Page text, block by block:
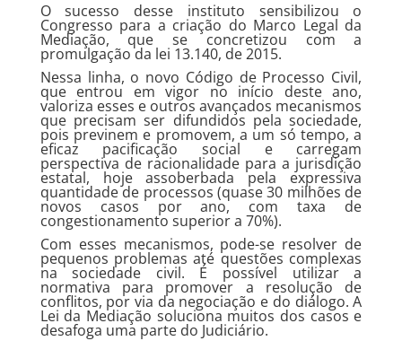
O sucesso desse instituto sensibilizou o
Congresso para a criação do Marco Legal da
Mediação, que se concretizou com a
promulgação da lei 13.140, de 2015.
Nessa linha, o novo Código de Processo Civil,
que entrou em vigor no início deste ano,
valoriza esses e outros avançados mecanismos
que precisam ser difundidos pela sociedade,
pois previnem e promovem, a um só tempo, a
eficaz pacificação social e carregam
perspectiva de racionalidade para a jurisdição
estatal, hoje assoberbada pela expressiva
quantidade de processos (quase 30 milhões de
novos casos por ano, com taxa de
congestionamento superior a 70%).
Com esses mecanismos, pode-se resolver de
pequenos problemas até questões complexas
na sociedade civil. É possível utilizar a
normativa para promover a resolução de
conflitos, por via da negociação e do diálogo. A
Lei da Mediação soluciona muitos dos casos e
desafoga uma parte do Judiciário.